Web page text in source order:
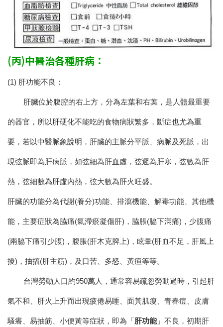
(丙)中醫治各種肝病：
(1) 肝功能不良：
肝臟位於腹腔的右上方，分為左葉和右葉，是人體最重要
的器官，所以肝硬化不能吃的食物病狀繁多，斷症也尤為重
要，若以中醫脈象說明，肝臟的主脈分平脈、病脈及死脈，出
現弦脈即為肝病脈，如弦細為肝血虛，弦遲為肝寒，弦數為肝
熱，弦細數為肝虛內熱，弦大數為肝火旺盛。
肝臟的功能分為代謝(養分)功能、排瀉機能、解毒功能、其他機
能，主要症狀為脇痛(氣滯瘀凝傷肝)，脇脹(脇下滿痛)，少腹痛
(兩脇下痛引少腹)，腹脹(肝木克脾上)，眩暈(肝血不足，肝風上
擾)，抽搐(肝主筋)，及口苦、多怒、黃疸等等。
台灣勞動人口約950萬人，通常容易疏忽勞動過時，引起肝
氣不和、肝火上升而出現疲倦易睡、面黃肌瘦、青春痘、皮膚
騷癢、易抽筋、小便黃等症狀，即為「肝功能」不良，初期肝